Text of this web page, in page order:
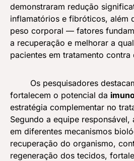
demonstraram redução
inflamatórios e fibróticos, além
peso corporal — fatores
a recuperação e melhorar a
pacientes em tratamento contra
Os pesquisadores
fortalecem o potencial da
estratégia complementar no
Segundo a equipe responsável,
em diferentes mecanismos
recuperação do organismo,
regeneração dos tecidos,